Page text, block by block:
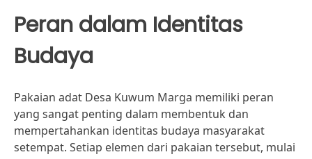
Peran dalam Identitas
Budaya
Pakaian adat Desa Kuwum Marga memiliki peran
yang sangat penting dalam membentuk dan
mempertahankan identitas budaya masyarakat
setempat. Setiap elemen dari pakaian tersebut, mulai